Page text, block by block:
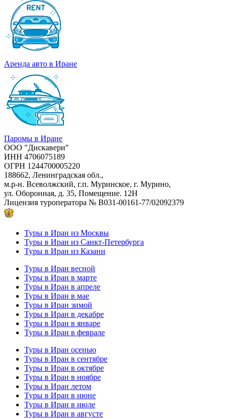
Аренда авто в Иране
Паромы в Иране
ООО "Дискавери"
ИНН 4706075189
ОГРН 1244700005220
188662, Ленинградская обл.,
м.р-н. Всеволжский, г.п. Муринское, г. Мурино,
ул. Оборонная, д. 35, Помещение. 12Н
Лицензия туроператора № В031-00161-77/02092379
Туры в Иран из Москвы
Туры в Иран из Санкт-Петербурга
Туры в Иран из Казани
Туры в Иран весной
Туры в Иран в марте
Туры в Иран в апреле
Туры в Иран в мае
Туры в Иран зимой
Туры в Иран в декабре
Туры в Иран в январе
Туры в Иран в феврале
Туры в Иран осенью
Туры в Иран в сентябре
Туры в Иран в октябре
Туры в Иран в ноябре
Туры в Иран летом
Туры в Иран в июне
Туры в Иран в июле
Туры в Иран в августе